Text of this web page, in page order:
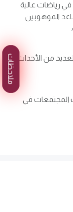
في رياضات عالية
الموهوبين
من الأحداث
من مختلف المجتمعات في
ملاحظات